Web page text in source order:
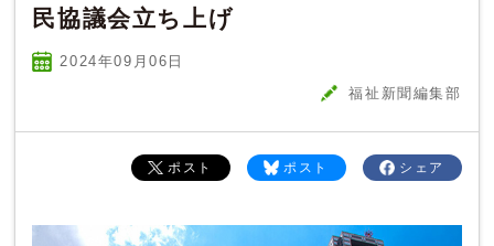
民協議会立ち上げ
2024年09 月06 日
福祉新聞編集部
シェア
ポスト
ポスト